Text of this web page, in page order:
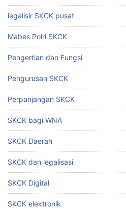
legalisir SKCK pusat
Mabes Polri SKCK
Pengertian dan Fungsi
Pengurusan SKCK
Perpanjangan SKCK
SKCK bagi WNA
SKCK Daerah
SKCK dan legalisasi
SKCK Digital
SKCK elektronik